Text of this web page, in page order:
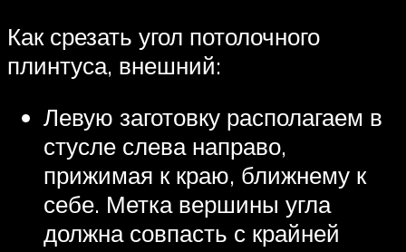
Как срезать угол потолочного
плинтуса, внешний:
Левую заготовку располагаем в
стусле слева направо,
прижимая к краю, ближнему к
себе. Метка вершины угла
должна совпасть с крайней